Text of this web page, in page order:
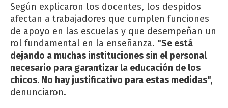
Según explicaron los docentes, los despidos
afectan a trabajadores que cumplen funciones
de apoyo en las escuelas y que desempeñan un
rol fundamental en la enseñanza. "Se está
dejando a muchas instituciones sin el personal
necesario para garantizar la educación de los
chicos. No hay justificativo para estas medidas",
denunciaron.